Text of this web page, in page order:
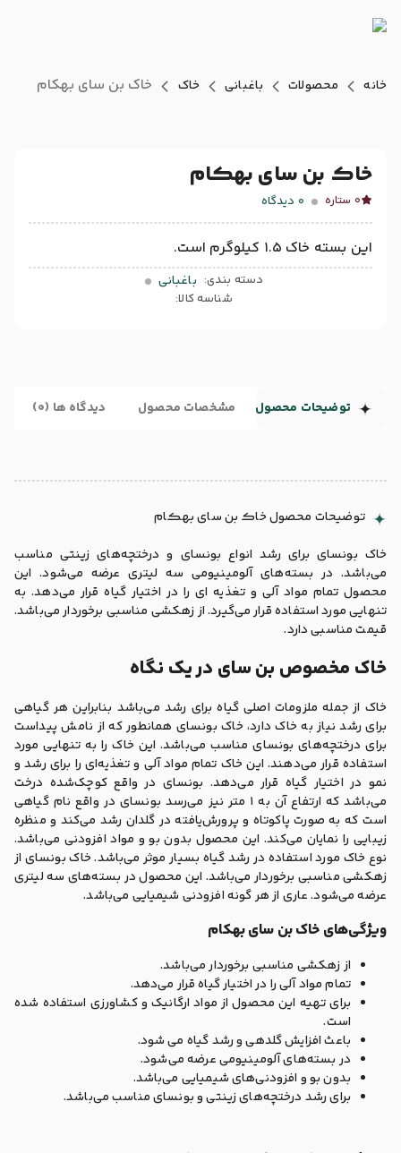
خانه محصولات باغبانی خاک خاک بن سای بهکام
خاک بن سای بهکام
0 ستاره 0 دیدگاه
این بسته خاک 1.5 کیلوگرم است.
دسته بندی: باغبانی
شناسه کالا:
توضیحات محصول مشخصات محصول دیدگاه ها (0)
توضیحات محصول خاک بن سای بهکام
خاک بونسای برای رشد انواع بونسای و درختچه‌های زینتی مناسب
می‌باشد. در بسته‌های آلومینیومی سه لیتری عرضه می‌شود. این
محصول تمام مواد آلی و تغذیه ای را در اختیار گیاه قرار می‌دهد. به
تنهایی مورد استفاده قرار می‌گیرد. از زهکشی مناسبی برخوردار می‌باشد.
قیمت مناسبی دارد.
خاک مخصوص بن سای در یک نگاه
خاک از جمله ملزومات اصلی گیاه برای رشد می‌باشد بنابراین هر گیاهی
برای رشد نیاز به خاک دارد، خاک بونسای همانطور که از نامش پیداست
برای درختچه‌های بونسای مناسب می‌باشد. این خاک را به تنهایی مورد
استفاده قرار می‌دهند. این خاک تمام مواد آلی و تغذیه‌ای را برای رشد و
نمو در اختیار گیاه قرار می‌دهد. بونسای در واقع کوچک‌شده درخت
می‌باشد که ارتفاع آن به 1 متر نیز می‌رسد بونسای در واقع نام گیاهی
است که به صورت پاکوتاه و پرورش‌یافته در گلدان رشد می‌کند و منظره
زیبایی را نمایان می‌کند. این محصول بدون بو و مواد افزودنی می‌باشد.
نوع خاک مورد استفاده در رشد گیاه بسیار موثر می‌باشد. خاک بونسای از
زهکشی مناسبی برخوردار می‌باشد. این محصول در بسته‌های سه لیتری
عرضه می‌شود. عاری از هر گونه افزودنی شیمیایی می‌باشد.
ویژگی‌های خاک بن سای بهکام
از زهکشی مناسبی برخوردار می‌باشد.
تمام مواد آلی را در اختیار گیاه قرار می‌دهد.
برای تهیه این محصول از مواد ارگانیک و کشاورزی استفاده شده
است.
باعث افزایش گلدهی و رشد گیاه می شود.
در بسته‌های آلومینیومی عرضه می‌شود.
بدون بو و افزودنی‌های شیمیایی می‌باشد.
برای رشد درختچه‌های زینتی و بونسای مناسب می‌باشد.